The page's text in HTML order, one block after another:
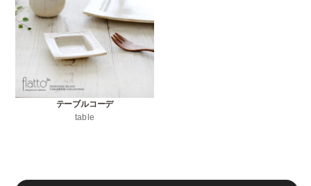
テーブルコーデ
table